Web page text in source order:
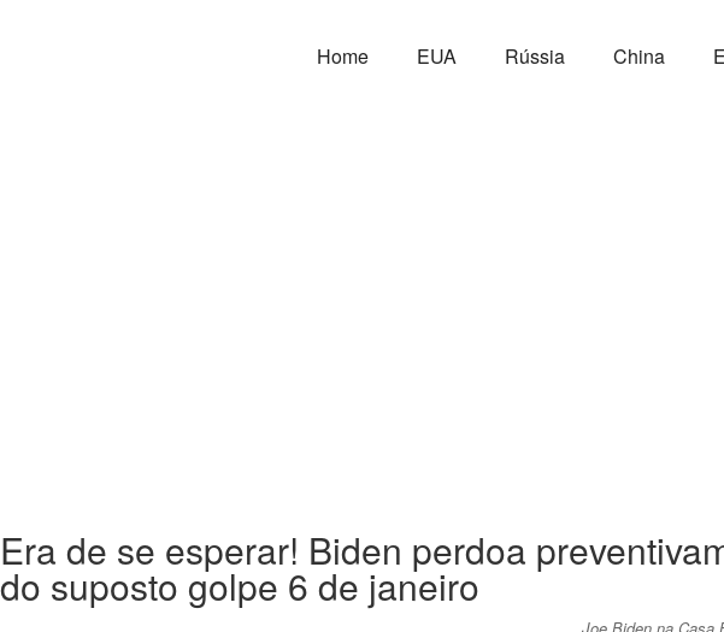
Home EUA Rússia China
Era de se esperar! Biden perdoa
do suposto golpe 6 de janeiro